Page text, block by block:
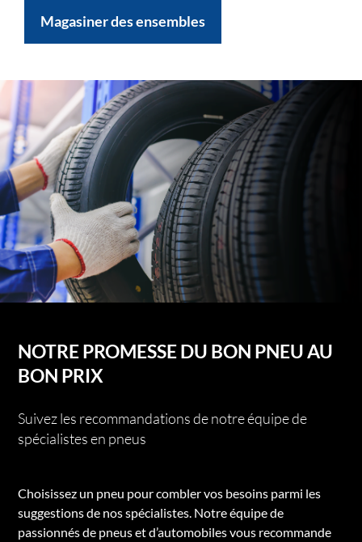
Magasiner des ensembles
NOTRE PROMESSE DU BON PNEU AU
BON PRIX
Suivez les recommandations de notre équipe de
spécialistes en pneus
Choisissez un pneu pour combler vos besoins parmi les
suggestions de nos spécialistes. Notre équipe de
passionnés de pneus et d’automobiles vous recommande